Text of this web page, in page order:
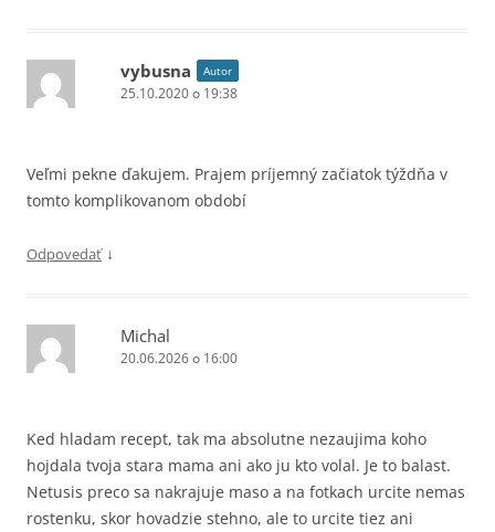
vybusna Autor
25.10.2020 o 19:38
Veľmi pekne ďakujem. Prajem príjemný začiatok týždňa v
tomto komplikovanom období
Odpovedať ↓
Michal
20.06.2026 o 16:00
Ked hladam recept, tak ma absolutne nezaujima koho
hojdala tvoja stara mama ani ako ju kto volal. Je to balast.
Netusis preco sa nakrajuje maso a na fotkach urcite nemas
rostenku, skor hovadzie stehno, ale to urcite tiez ani